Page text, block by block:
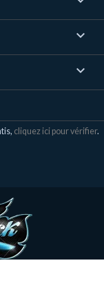


cliquez ici pour vérifier.